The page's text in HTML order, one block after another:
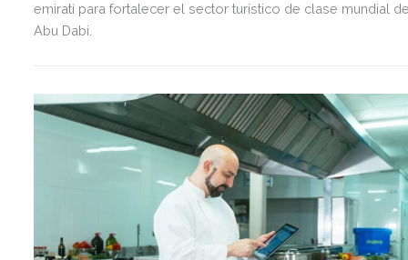
emiratí para fortalecer el sector turístico de clase mundial
Abu Dabi.